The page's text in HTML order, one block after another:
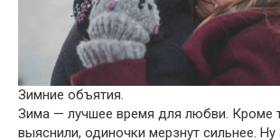
Зимние объятия.
Зима — лучшее время для любви. Кроме
выяснили, одиночки мерзнут сильнее.